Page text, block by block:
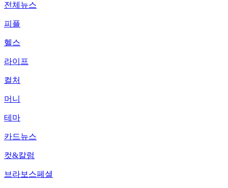
전체뉴스
피플
헬스
라이프
컬처
머니
테마
카드뉴스
컷&칼럼
브라보스페셜